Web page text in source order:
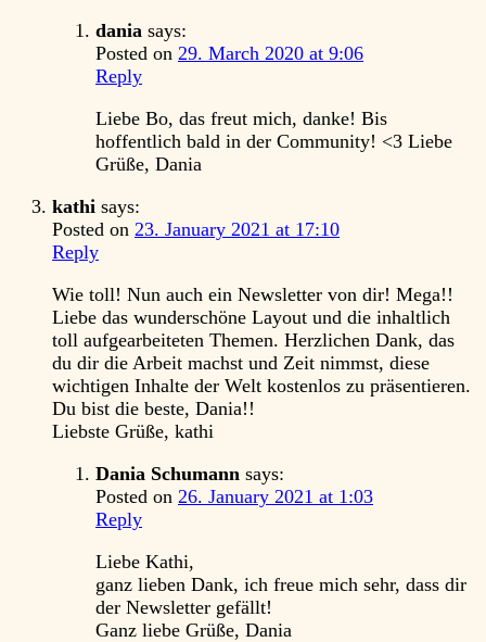
dania says:
Posted on 29. March 2020 at 9:06
Reply
Liebe Bo, das freut mich, danke! Bis
hoffentlich bald in der Community! <3 Liebe
Grüße, Dania
kathi says:
Posted on 23. January 2021 at 17:10
Reply
Wie toll! Nun auch ein Newsletter von dir! Mega!!
Liebe das wunderschöne Layout und die inhaltlich
toll aufgearbeiteten Themen. Herzlichen Dank, das
du dir die Arbeit machst und Zeit nimmst, diese
wichtigen Inhalte der Welt kostenlos zu präsentieren.
Du bist die beste, Dania!!
Liebste Grüße, kathi
Dania Schumann says:
Posted on 26. January 2021 at 1:03
Reply
Liebe Kathi,
ganz lieben Dank, ich freue mich sehr, dass dir
der Newsletter gefällt!
Ganz liebe Grüße, Dania